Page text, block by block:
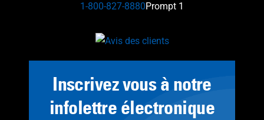
1-800-827-8880Prompt 1
Inscrivez vous à notre
infolettre électronique